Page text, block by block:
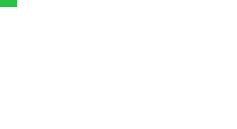
扫一扫，关注官方账号